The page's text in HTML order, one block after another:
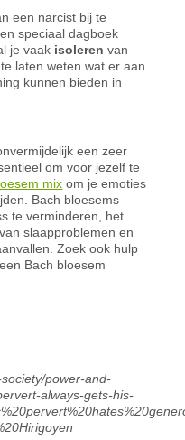
een narcist bij te
speciaal dagboek
je vaak isolerenvan
laten weten wat er aan
kunnen bieden in
een zeer
om voor jezelf te
mix om je emoties
Bach bloesems
te verminderen, het
slaapproblemen en
Zoek ook hulp
Bach bloesem
power-and-
always-gets-his-